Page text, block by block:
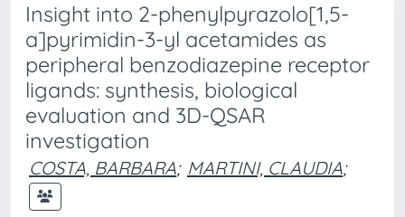
Insight into 2-phenylpyrazolo[1,5-
a]pyrimidin-3-yl acetamides as
peripheral benzodiazepine receptor
ligands: synthesis, biological
evaluation and 3D-QSAR
investigation
COSTA, BARBARA; MARTINI, CLAUDIA;